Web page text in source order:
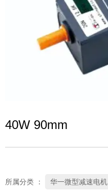
40W 90mm
所属分类 ：
华一微型减速电机